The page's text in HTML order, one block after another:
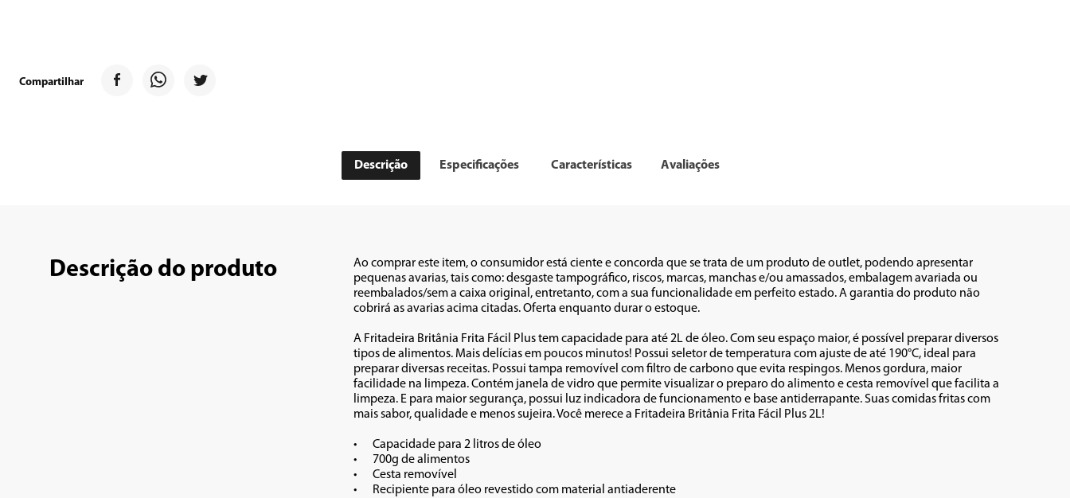
Compartilhar
Descrição Especificações Características Avaliações
Descrição do produto
Ao comprar este item, o consumidor está ciente e concorda que se trata de um produto de outlet, podendo apresentar
pequenas avarias, tais como: desgaste tampográfico, riscos, marcas, manchas e/ou amassados, embalagem avariada ou
reembalados/sem a caixa original, entretanto, com a sua funcionalidade em perfeito estado. A garantia do produto não
cobrirá as avarias acima citadas. Oferta enquanto durar o estoque.
A Fritadeira Britânia Frita Fácil Plus tem capacidade para até 2L de óleo. Com seu espaço maior, é possível preparar diversos
tipos de alimentos. Mais delícias em poucos minutos! Possui seletor de temperatura com ajuste de até 190°C, ideal para
preparar diversas receitas. Possui tampa removível com filtro de carbono que evita respingos. Menos gordura, maior
facilidade na limpeza. Contém janela de vidro que permite visualizar o preparo do alimento e cesta removível que facilita a
limpeza. E para maior segurança, possui luz indicadora de funcionamento e base antiderrapante. Suas comidas fritas com
mais sabor, qualidade e menos sujeira. Você merece a Fritadeira Britânia Frita Fácil Plus 2L!
•	Capacidade para 2 litros de óleo
•	700g de alimentos
•	Cesta removível
•	Recipiente para óleo revestido com material antiaderente